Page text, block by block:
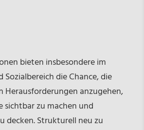
bieten insbesondere im
Sozialbereich die Chance, die
Herausforderungen anzugehen,
sichtbar zu machen und
decken. Strukturell neu zu